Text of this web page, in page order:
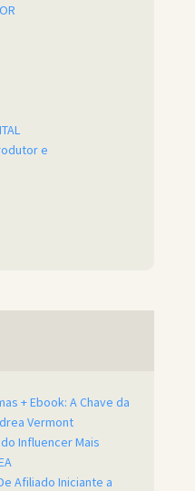
e
+ Ebook: A Chave da
Vermont
Influencer Mais
Afiliado Iniciante a